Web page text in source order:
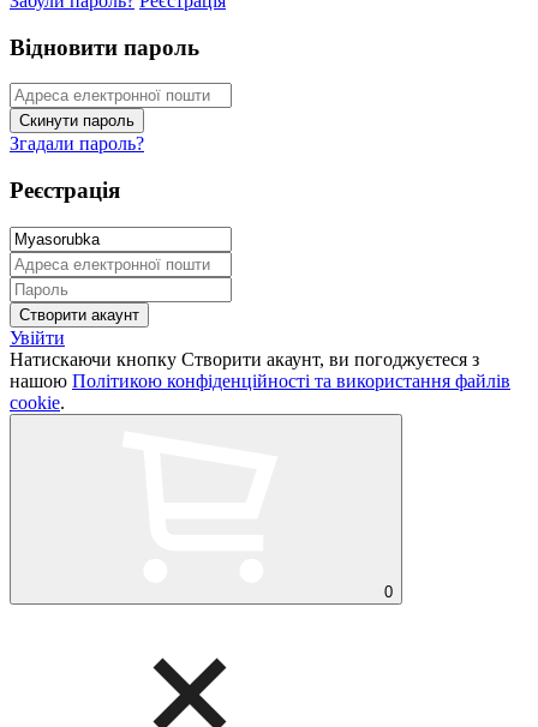
Відновити пароль
Згадали пароль?
Реєстрація
Увійти
Натискаючи кнопку Створити акаунт, ви погоджуєтеся з
нашою Політикою конфіденційності та використання файлів
cookie.
0